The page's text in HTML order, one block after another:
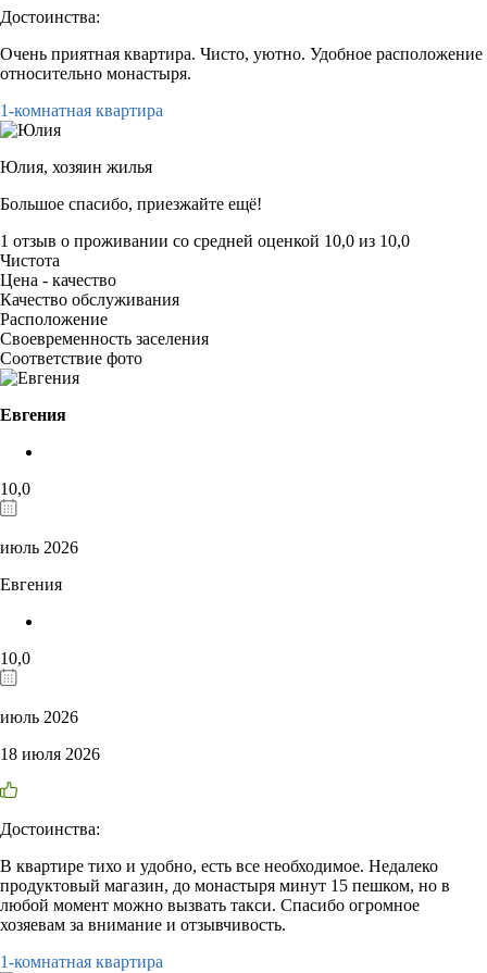
Достоинства:
Очень приятная квартира. Чисто, уютно. Удобное расположение
относительно монастыря.
1-комнатная квартира
Юлия, хозяин жилья
Большое спасибо, приезжайте ещё!
1 отзыв о проживании со средней оценкой 10,0 из 10,0
Чистота
Цена - качество
Качество обслуживания
Расположение
Своевременность заселения
Соответствие фото
Евгения
10,0
июль 2026
Евгения
10,0
июль 2026
18 июля 2026
Достоинства:
В квартире тихо и удобно, есть все необходимое. Недалеко
продуктовый магазин, до монастыря минут 15 пешком, но в
любой момент можно вызвать такси. Спасибо огромное
хозяевам за внимание и отзывчивость.
1-комнатная квартира